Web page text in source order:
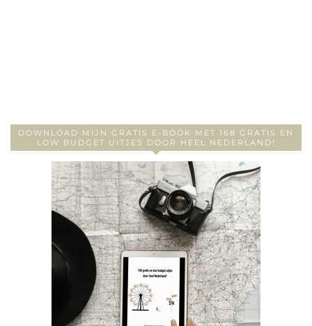
DOWNLOAD MIJN GRATIS E-BOOK MET 168 GRATIS EN
LOW BUDGET UITJES DOOR HEEL NEDERLAND!